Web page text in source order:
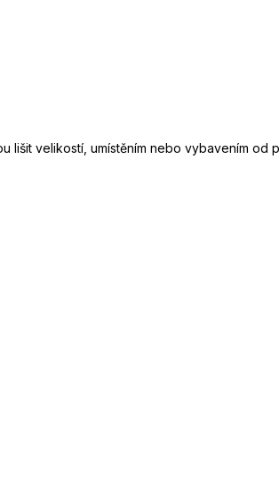
lišit velikostí, umístěním nebo vybavením od